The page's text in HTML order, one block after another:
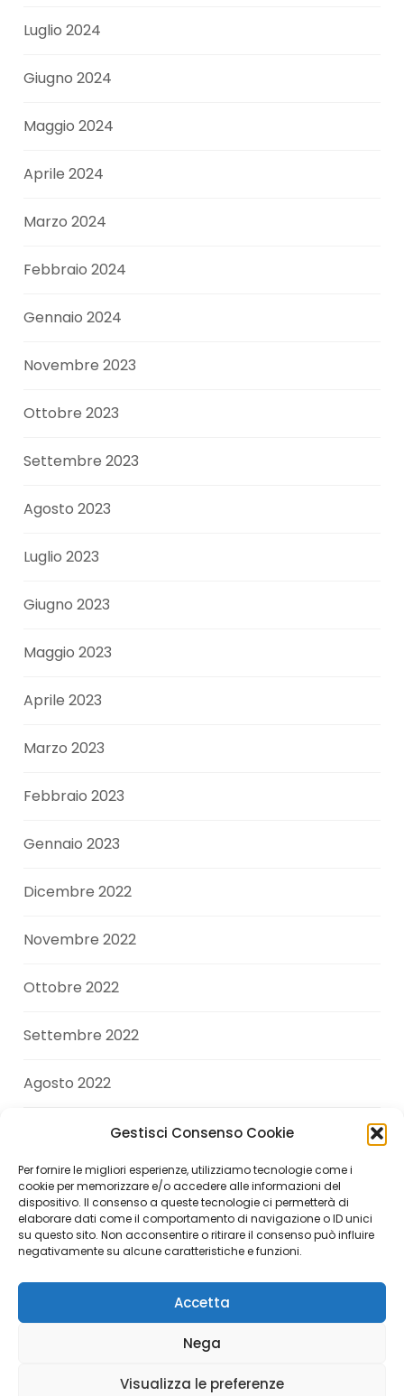
Gestisci Consenso Cookie
Per fornire le migliori esperienze, utilizziamo tecnologie come i
cookie per memorizzare e/o accedere alle informazioni del
dispositivo. Il consenso a queste tecnologie ci permetterà di
elaborare dati come il comportamento di navigazione o ID unici
su questo sito. Non acconsentire o ritirare il consenso può influire
negativamente su alcune caratteristiche e funzioni.
Accetta
Nega
Visualizza le preferenze
Luglio 2024
Giugno 2024
Maggio 2024
Aprile 2024
Marzo 2024
Febbraio 2024
Gennaio 2024
Novembre 2023
Ottobre 2023
Settembre 2023
Agosto 2023
Luglio 2023
Giugno 2023
Maggio 2023
Aprile 2023
Marzo 2023
Febbraio 2023
Gennaio 2023
Dicembre 2022
Novembre 2022
Ottobre 2022
Settembre 2022
Agosto 2022
Giugno 2022
Aprile 2022
Copyright © 2026 Andrea Di Giuseppe. All Rights
Reserved.